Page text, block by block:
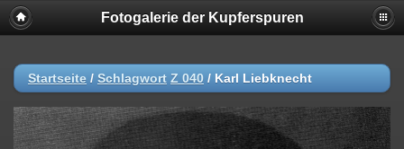
Fotogalerie der Kupferspuren
Startseite / Schlagwort Z 040 / Karl Liebknecht